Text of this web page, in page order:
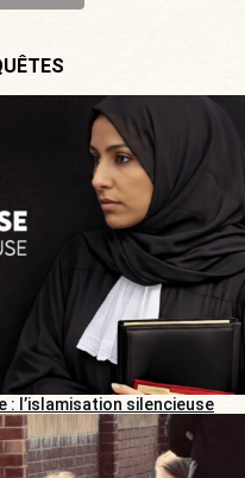
: l’islamisation silencieuse